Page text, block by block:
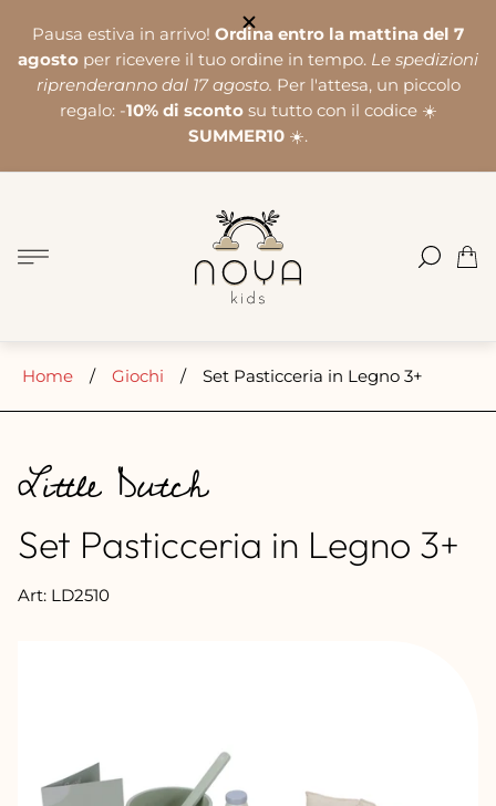
Pausa estiva in arrivo! Ordina entro la mattina del 7
agosto per ricevere il tuo ordine in tempo. Le spedizioni
riprenderanno dal 17 agosto. Per l'attesa, un piccolo
regalo: -10% di scontosu tutto con il codice ☀️
SUMMER10 ☀️.
del
negozio"
Home / Giochi / Set Pasticceria in Legno 3+
Little Dutch
Set Pasticceria in Legno 3+
Art: LD2510